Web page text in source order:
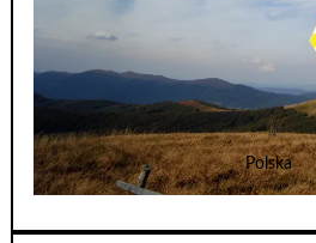
Polska